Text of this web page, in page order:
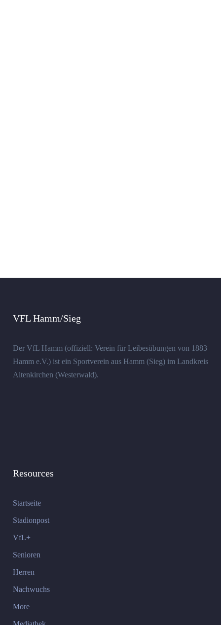
VFL Hamm/Sieg
Der VfL Hamm (offiziell: Verein für Leibesübungen von 1883
Hamm e.V.) ist ein Sportverein aus Hamm (Sieg) im Landkreis
Altenkirchen (Westerwald).
Resources
Startseite
Stadionpost
VfL+
Senioren
Herren
Nachwuchs
More